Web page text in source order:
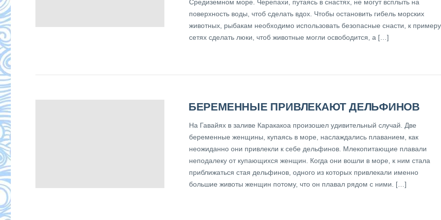
Средиземном море. Черепахи, путаясь в снастях, не могут всплыть на
поверхность воды, чтоб сделать вдох. Чтобы остановить гибель морских
животных, рыбакам необходимо использовать безопасные снасти, к
сетях сделать люки, чтоб животные могли освободится, а […]
БЕРЕМЕННЫЕ ПРИВЛЕКАЮТ ДЕЛЬФИНОВ
На Гавайях в заливе Каракакоа произошел удивительный случай. Две
беременные женщины, купаясь в море, наслаждались плаванием, как
неожиданно они привлекли к себе дельфинов. Млекопитающие плавали
неподалеку от купающихся женщин. Когда они вошли в море, к ним стала
приближаться стая дельфинов, одного из которых привлекали именно
большие животы женщин потому, что он плавал рядом с ними. […]